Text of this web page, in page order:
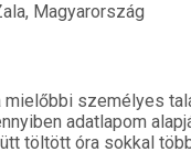
Magyarország
mielőbbi személyes
adatlapom
töltött óra sokkal